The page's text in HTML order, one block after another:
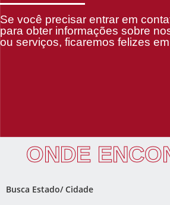
Se você precisar entrar em
para obter informações sobre
ou serviços, ficaremos felizes
ONDE
Busca Estado/ Cidade